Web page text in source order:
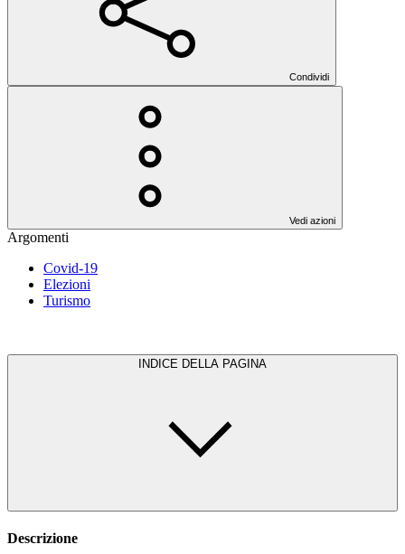
Condividi
Vedi azioni
Argomenti
Covid-19
Elezioni
Turismo
INDICE DELLA PAGINA
Descrizione